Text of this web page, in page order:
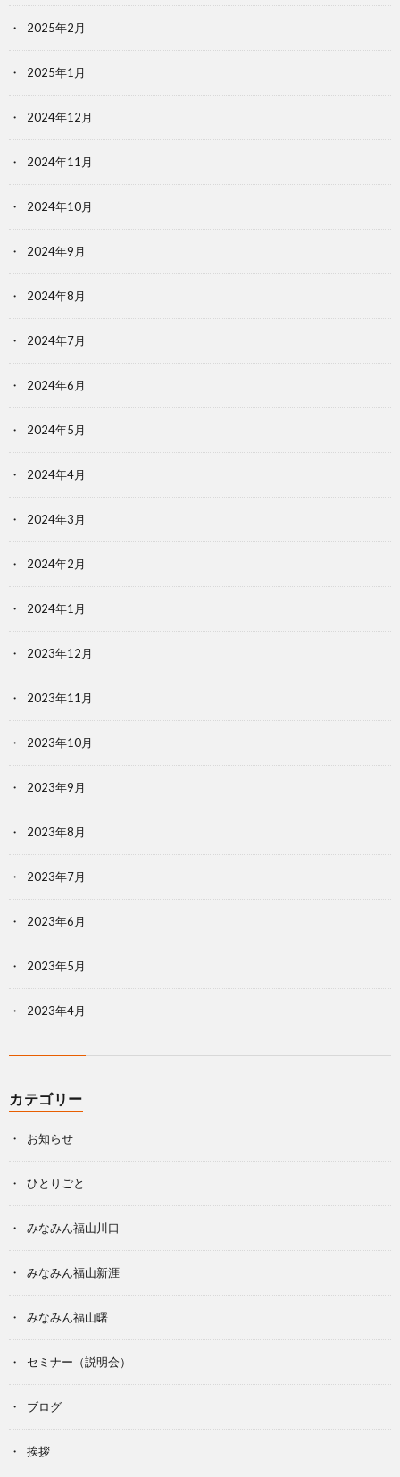
2025年2月
2025年1月
2024年12月
2024年11月
2024年10月
2024年9月
2024年8月
2024年7月
2024年6月
2024年5月
2024年4月
2024年3月
2024年2月
2024年1月
2023年12月
2023年11月
2023年10月
2023年9月
2023年8月
2023年7月
2023年6月
2023年5月
2023年4月
カテゴリー
お知らせ
ひとりごと
みなみん福山川口
みなみん福山新涯
みなみん福山曙
セミナー（説明会）
ブログ
挨拶